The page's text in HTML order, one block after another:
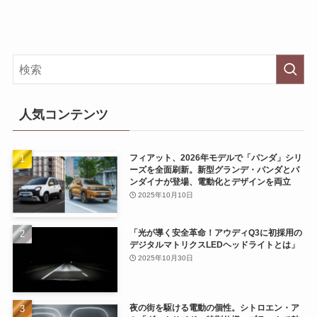
人気コンテンツ
フィアット、2026年モデルで「パンダ」シリ
ーズを全面刷新。新型グランデ・パンダとパ
ンダイナが登場、電動化とデザインを両立
2025年10月10日
「光が導く安全革命！アウディQ3に初採用の
デジタルマトリクスLEDヘッドライトとは」
2025年10月30日
夜の街を駆ける電動の個性。シトロエン・ア